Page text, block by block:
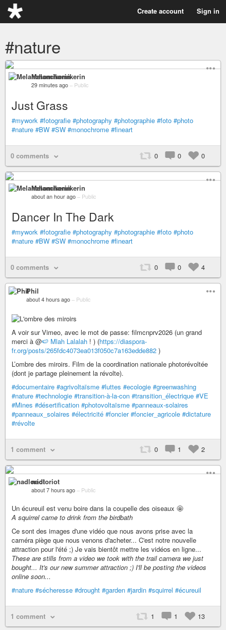
Create account Sign in
#nature
Melanchomikerin
29 minutes ago – Public
Just Grass
#mywork #fotografie #photography #photographie #foto #photo
#nature #BW #SW #monochrome #fineart
0 comments 0 0 0
Melanchomikerin
about an hour ago – Public
Dancer In The Dark
#mywork #fotografie #photography #photographie #foto #photo
#nature #BW #SW #monochrome #fineart
0 comments 0 0 4
Phil
about 4 hours ago – Public
A voir sur Vimeo, avec le mot de passe: filmcnprv2026 (un grand
merci à @🍉 Mlah Lalalah ! ) (https://diaspora-
fr.org/posts/265fdc4073ea013f050c7a163edde882 )
L’ombre des miroirs. Film de la coordination nationale photorévoltée
(dont je partage pleinement la révolte).
#documentaire #agrivoltaïsme #luttes #ecologie #greenwashing
#nature #technologie #transition-à-la-con #transition_électrique #VE
#Mines #désertification #photovoltaïsme #panneaux-solaires
#panneaux_solaires #électricité #foncier #foncier_agricole #dictature
#révolte
1 comment 0 1 2
nadloriot
about 7 hours ago – Public
Un écureuil est venu boire dans la coupelle des oiseaux 🤩
A squirrel came to drink from the birdbath
Ce sont des images d'une vidéo que nous avons prise avec la
caméra piège que nous venons d'acheter... C'est notre nouvelle
attraction pour l'été ;) Je vais bientôt mettre les vidéos en ligne...
These are stills from a video we took with the trail camera we just
bought... It's our new summer attraction ;) I'll be posting the videos
online soon...
#nature #sécheresse #drought #garden #jardin #squirrel #écureuil
1 comment 1 1 13